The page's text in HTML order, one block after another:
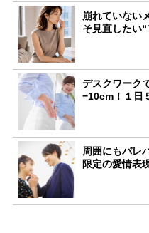
崩れていない
そ見直したい
デスクワーク
−10cm！１日
周囲にもバレ
限定の愛情表